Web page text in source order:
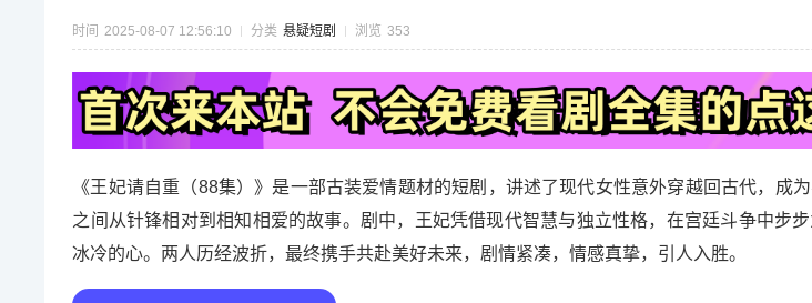
时间 2025-08-07 12:56:10 分类 悬疑短剧 浏览 353
《王妃请自重（88集）》是一部古装爱情题材的短剧，讲述了现代女性意外穿越回古代，成
之间从针锋相对到相知相爱的故事。剧中，王妃凭借现代智慧与独立性格，在宫廷斗争中步
冰冷的心。两人历经波折，最终携手共赴美好未来，剧情紧凑，情感真挚，引人入胜。